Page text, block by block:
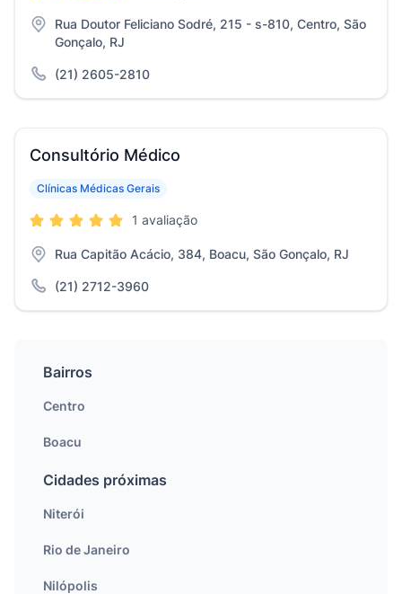
Rua Doutor Feliciano Sodré, 215 - s-810, Centro, São
Gonçalo, RJ
(21) 2605-2810
Consultório Médico
Clínicas Médicas Gerais
1 avaliação
Rua Capitão Acácio, 384, Boacu, São Gonçalo, RJ
(21) 2712-3960
Bairros
Centro
Boacu
Cidades próximas
Niterói
Rio de Janeiro
Nilópolis